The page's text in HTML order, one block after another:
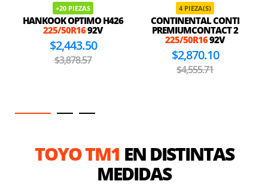
+20 PIEZAS
HANKOOK OPTIMO H426
225/50R1692V
$2,443.50
$3,878.57
4 PIEZA(S)
CONTINENTAL CONTI
PREMIUMCONTACT 2
225/50R1692V
$2,870.10
$4,555.71
TOYO TM1 EN DISTINTAS
MEDIDAS